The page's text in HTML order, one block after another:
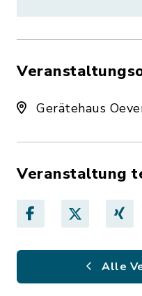
Gerätehaus
Veranstaltung
Alle